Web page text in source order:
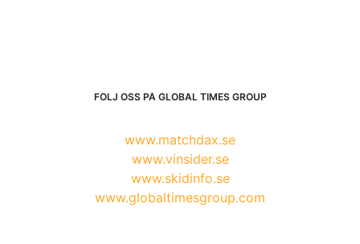
FÖLJ OSS PÅ GLOBAL TIMES GROUP
www.matchdax.se
www.vinsider.se
www.skidinfo.se
www.globaltimesgroup.com